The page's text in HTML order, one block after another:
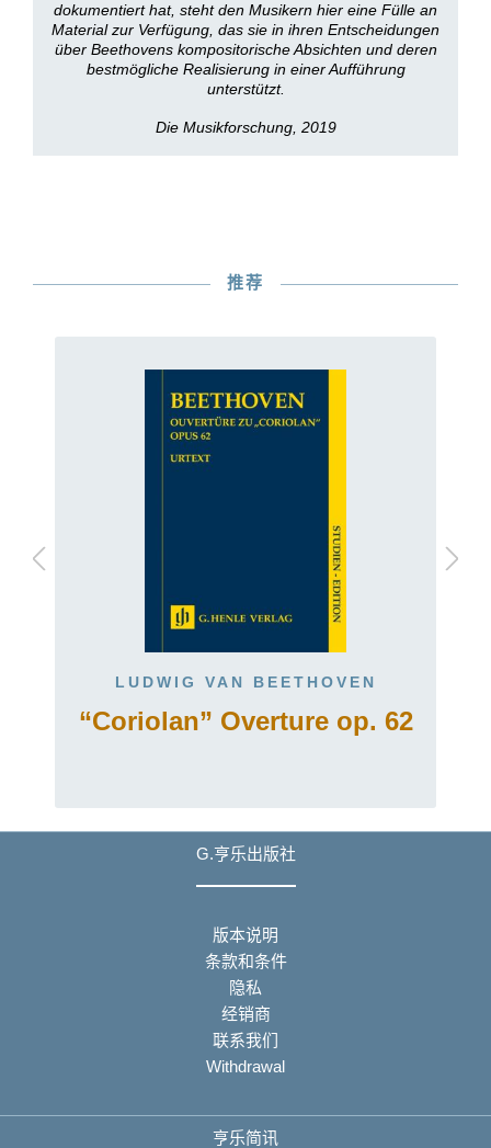
dokumentiert hat, steht den Musikern hier eine Fülle an
Material zur Verfügung, das sie in ihren Entscheidungen
über Beethovens kompositorische Absichten und deren
bestmögliche Realisierung in einer Aufführung
unterstützt.
Die Musikforschung, 2019
推荐
LUDWIG VAN BEETHOVEN
“Coriolan” Overture op. 62
G.亨乐出版社
版本说明
条款和条件
隐私
经销商
联系我们
Withdrawal
亨乐简讯